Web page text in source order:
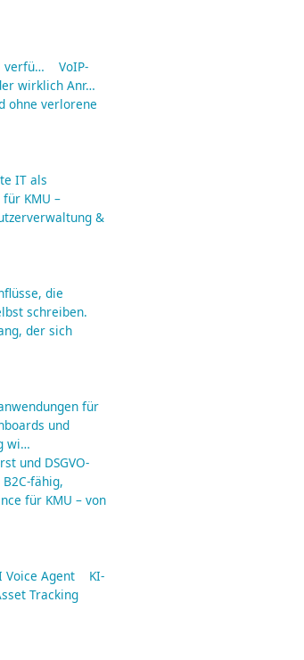
verfü…
VoIP-
wirklich Anr…
ohne verlorene
IT als
KMU –
&
die
schreiben.
der sich
für
und
wi…
und DSGVO-
fähig,
für KMU – von
Voice Agent
KI-
Tracking